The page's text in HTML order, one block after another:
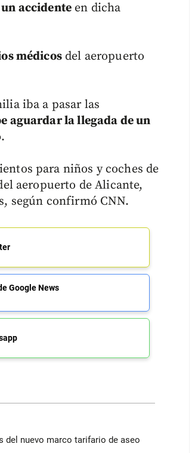
accidente en dicha
médicosdel aeropuerto
iba a pasar las
aguardar la llegada de un
para niños y coches de
aeropuerto de Alicante,
según confirmó CNN.
Google News
del nuevo marco tarifario de aseo